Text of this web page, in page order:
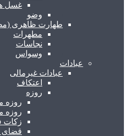
غسل
وضو
طهارت ظاهری
مطهرات
نجاسات
وسواس
عبادات
عبادات غیرمالی
اعتکاف
روزه
روزه
روزه
زکات
قضای